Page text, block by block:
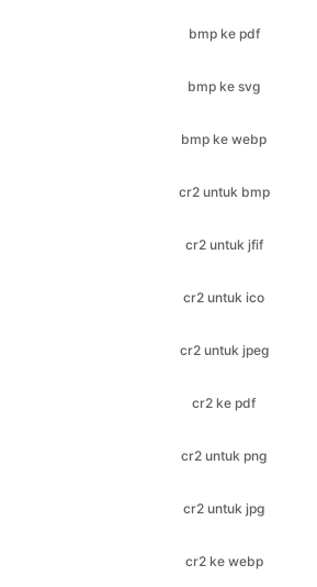
bmp ke webp
cr2 untuk bmp
cr2 untuk jfif
cr2 untuk ico
cr2 untuk jpeg
cr2 ke pdf
cr2 untuk png
cr2 untuk jpg
cr2 ke webp
gif ke bmp
gif untuk ico